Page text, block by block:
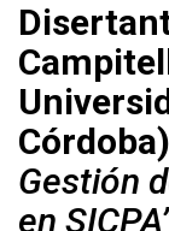
Gestión
en